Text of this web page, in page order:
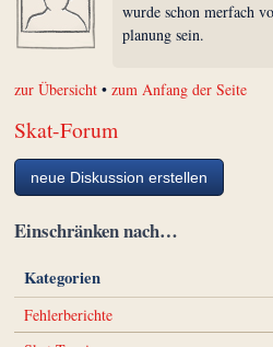
wurde schon merfach
planung sein.
zur Übersicht •zum Anfang der Seite
Skat-Forum
neue Diskussion erstellen
Einschränken nach…
Kategorien
Fehlerberichte